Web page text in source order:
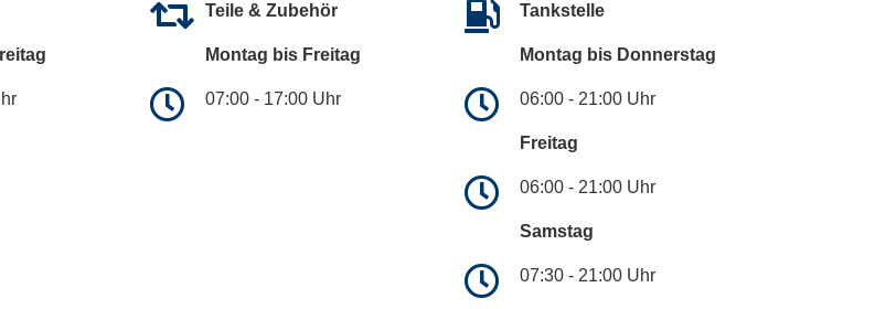
Teile & Zubehör
Montag bis Freitag
07:00 - 17:00 Uhr
Tankstelle
Montag bis Donnerstag
06:00 - 21:00 Uhr
Freitag
06:00 - 21:00 Uhr
Samstag
07:30 - 21:00 Uhr